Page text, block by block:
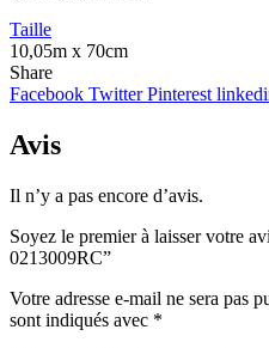
Taille
10,05m x 70cm
Share
Facebook Twitter Pinterest
Avis
Il n’y a pas encore d’avis.
Soyez le premier à laisser votre
0213009RC”
Votre adresse e-mail ne sera pas
sont indiqués avec *